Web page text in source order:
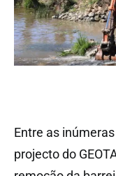
Entre as
projecto do